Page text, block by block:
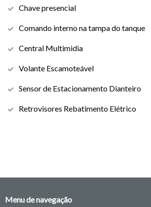
Chave presencial
Comando interno na tampa do tanque
Central Multimidia
Volante Escamoteável
Sensor de Estacionamento Dianteiro
Retrovisores Rebatimento Elétrico
Menu de navegação